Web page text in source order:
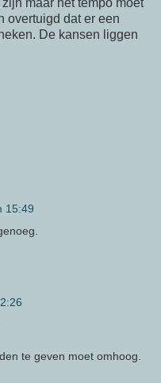
maar het tempo moet
overtuigd dat er een
De kansen liggen
15:49
te geven moet omhoog.